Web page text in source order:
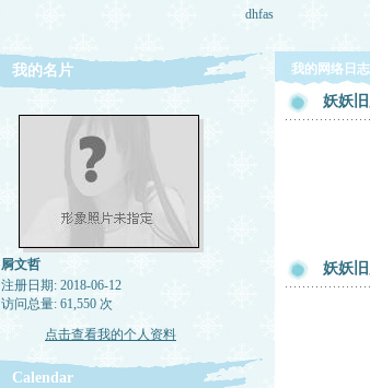
dhfas
我的名片
屙文哲
注册日期: 2018-06-12
访问总量: 61,550 次
点击查看我的个人资料
Calendar
我的网络日志
妖妖
妖妖